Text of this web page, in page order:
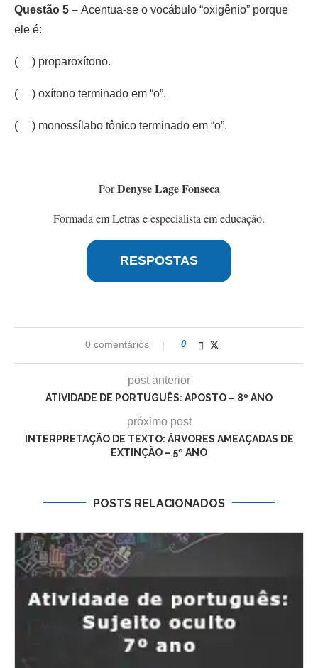
Questão 5 – Acentua-se o vocábulo “oxigênio” porque
ele é:
( ) proparoxítono.
( ) oxítono terminado em “o”.
( ) monossílabo tônico terminado em “o”.
PorDenyse Lage Fonseca
Formada em Letras e especialista em educação.
RESPOSTAS
0 comentários 0
post anterior
ATIVIDADE DE PORTUGUÊS: APOSTO – 8º ANO
próximo post
INTERPRETAÇÃO DE TEXTO: ÁRVORES AMEAÇADAS DE
EXTINÇÃO – 5º ANO
POSTS RELACIONADOS